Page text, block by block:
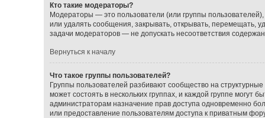
Кто такие модераторы?
Модераторы — это пользователи (или группы
или удалять сообщения, закрывать, открывать, перемещать,
задачи модераторов — не допускать несоответствия
Вернуться к началу
Что такое группы пользователей?
Группы пользователей разбивают сообщество на
может состоять в нескольких группах, и каждой группе могут
администраторам назначение прав доступа одновременно
или предоставление пользователям доступа к приватным